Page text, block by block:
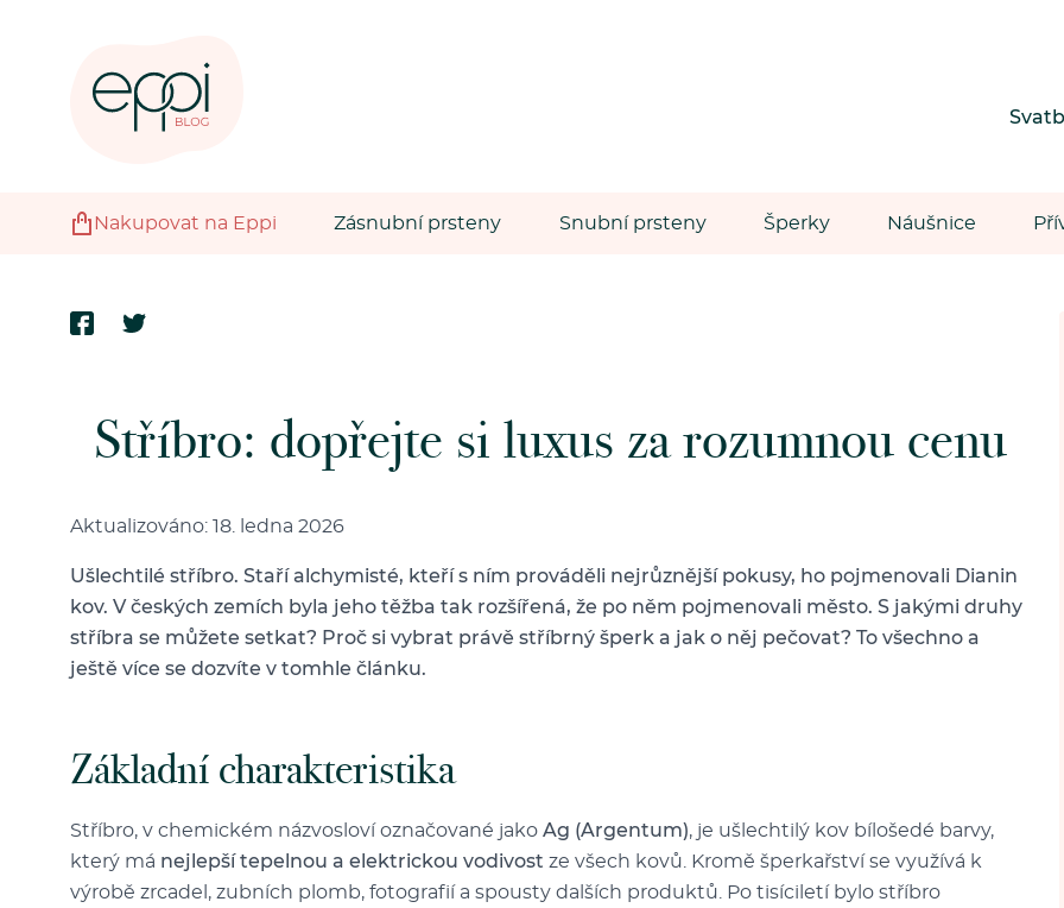
Nakupovat na Eppi Zásnubní prsteny Snubní prsteny Šperky Náušnice
Stříbro: dopřejte si luxus za rozumnou cenu
Aktualizováno: 18. ledna 2026
Ušlechtilé stříbro. Staří alchymisté, kteří s ním prováděli nejrůznější pokusy, ho pojmenovali Dianin
kov. V českých zemích byla jeho těžba tak rozšířená, že po něm pojmenovali město. S jakými druhy
stříbra se můžete setkat? Proč si vybrat právě stříbrný šperk a jak o něj pečovat? To všechno a
ještě více se dozvíte v tomhle článku.
Základní charakteristika
Stříbro, v chemickém názvosloví označované jako Ag (Argentum), je ušlechtilý kov bílošedé barvy,
který má nejlepší tepelnou a elektrickou vodivost ze všech kovů. Kromě šperkařství se využívá k
výrobě zrcadel, zubních plomb, fotografií a spousty dalších produktů. Po tisíciletí bylo stříbro